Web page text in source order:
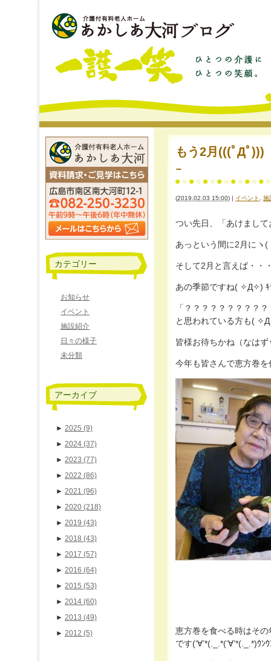
もう2月(((ﾟДﾟ
ｰ
(2019.02.03 15:00) | イベント 施
つい先日、「あけまし
あっという間に2月にヽ(
そして2月と言えば・・
あの季節ですね( ✧Д✧) ｷ
「？？？？？？？？？
と思われている方も(
今年も皆さんで恵方巻を
恵方巻を食べる時はそ
です(‘∀’*(._.*(‘∀’*(._.*)ｳﾝ
カテゴリー
お知らせ
イベント
施設紹介
日々の様子
未分類
アーカイブ
► 2025 (9)
► 2024 (37)
► 2023 (77)
► 2022 (86)
► 2021 (96)
► 2020 (218)
► 2019 (43)
► 2018 (43)
► 2017 (57)
► 2016 (64)
► 2015 (53)
► 2014 (60)
► 2013 (49)
► 2012 (5)